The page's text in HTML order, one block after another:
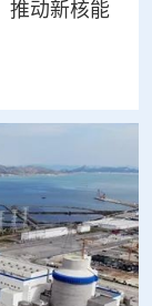
推动新核能